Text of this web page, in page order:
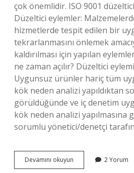
çok önemlidir. ISO 9001
Düzeltici eylemler:
hizmetlerde tespit edilen bir
tekrarlanmasını önlemek
kaldırılması için yapılan
ne zaman açılır? Düzeltici
Uygunsuz ürünler hariç tüm
kök neden analizi yapıldıktan
görüldüğünde ve iç denetim
kök neden analizi yapılmasına
sorumlu yönetici/denetçi
Devamını okuyun Düzeltici
Eylem
2 Yorum